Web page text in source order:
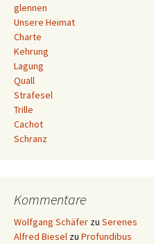
glennen
Unsere Heimat
Charte
Kehrung
Lagung
Quall
Strafesel
Trille
Cachot
Schranz
Kommentare
Wolfgang Schäfer zu Serenes
Alfred Biesel zu Profundibus